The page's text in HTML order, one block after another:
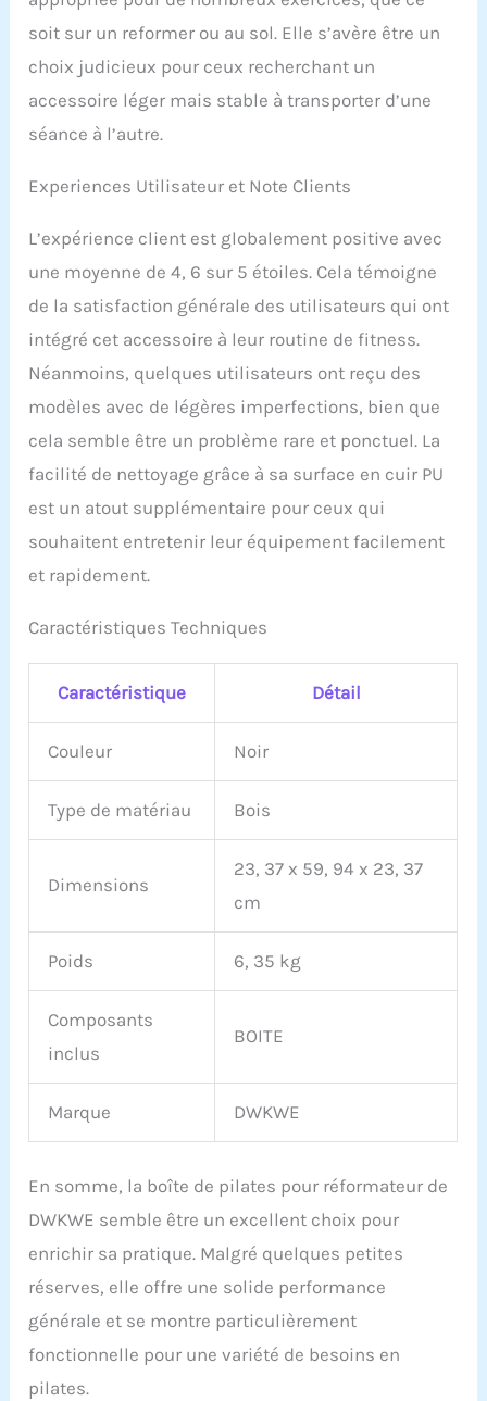
soit sur un reformer ou au sol. Elle s’avère être un
choix judicieux pour ceux recherchant un
accessoire léger mais stable à transporter d’une
séance à l’autre.
Experiences Utilisateur et Note Clients
L’expérience client est globalement positive avec
une moyenne de 4, 6 sur 5 étoiles. Cela témoigne
de la satisfaction générale des utilisateurs qui ont
intégré cet accessoire à leur routine de fitness.
Néanmoins, quelques utilisateurs ont reçu des
modèles avec de légères imperfections, bien que
cela semble être un problème rare et ponctuel. La
facilité de nettoyage grâce à sa surface en cuir PU
est un atout supplémentaire pour ceux qui
souhaitent entretenir leur équipement facilement
et rapidement.
Caractéristiques Techniques
Caractéristique Détail
Couleur Noir
Type de matériau Bois
Dimensions
23, 37 x 59, 94 x 23, 37
cm
Poids 6, 35 kg
Composants
inclus
BOITE
Marque DWKWE
En somme, la boîte de pilates pour réformateur de
DWKWE semble être un excellent choix pour
enrichir sa pratique. Malgré quelques petites
réserves, elle offre une solide performance
générale et se montre particulièrement
fonctionnelle pour une variété de besoins en
pilates.